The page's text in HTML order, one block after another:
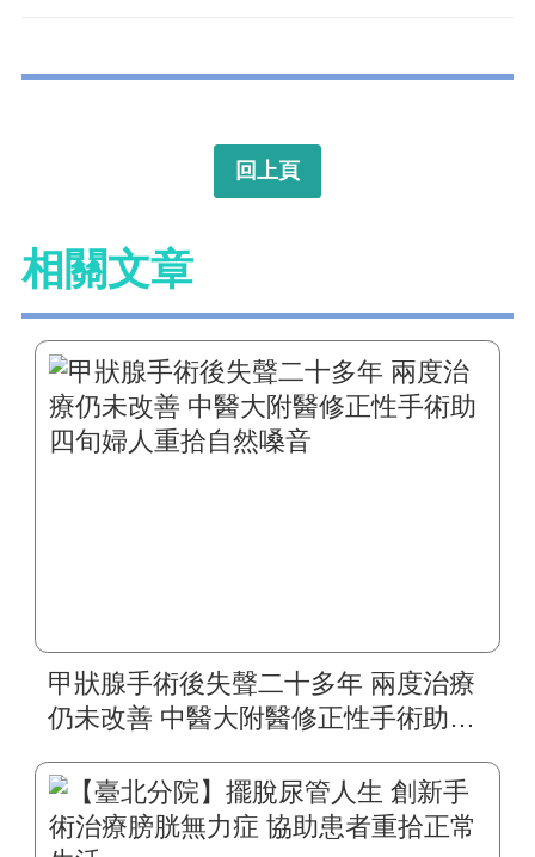
回上頁
相關文章
甲狀腺手術後失聲二十多年 兩度治療
仍未改善 中醫大附醫修正性手術助四